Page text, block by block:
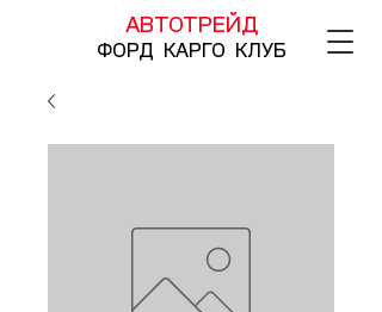
АВТОТРЕЙД
ФОРД КАРГО КЛУБ